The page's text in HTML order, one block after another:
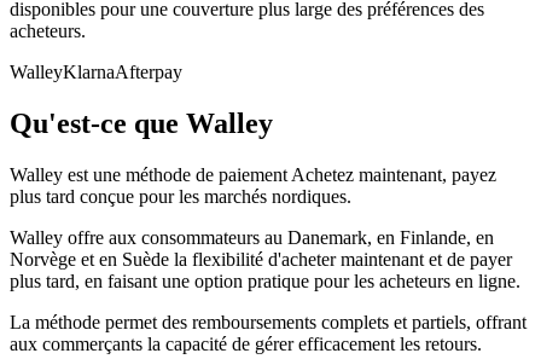
disponibles pour une couverture plus large des préférences des
acheteurs.
WalleyKlarnaAfterpay
Qu'est-ce que Walley
Walley est une méthode de paiement Achetez maintenant, payez
plus tard conçue pour les marchés nordiques.
Walley offre aux consommateurs au Danemark, en Finlande, en
Norvège et en Suède la flexibilité d'acheter maintenant et de payer
plus tard, en faisant une option pratique pour les acheteurs en ligne.
La méthode permet des remboursements complets et partiels, offrant
aux commerçants la capacité de gérer efficacement les retours.